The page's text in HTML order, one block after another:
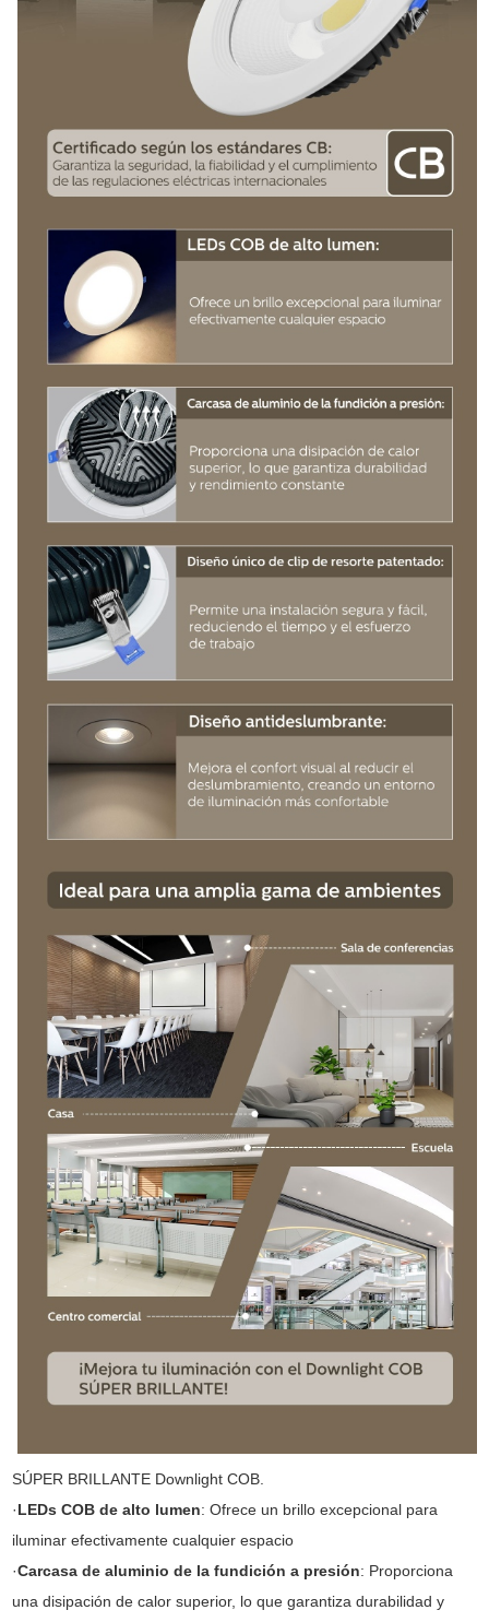
SÚPER BRILLANTE Downlight COB.
·LEDs COB de alto lumen: Ofrece un brillo excepcional para
iluminar efectivamente cualquier espacio
·Carcasa de aluminio de la fundición a presión: Proporciona
una disipación de calor superior, lo que garantiza durabilidad y